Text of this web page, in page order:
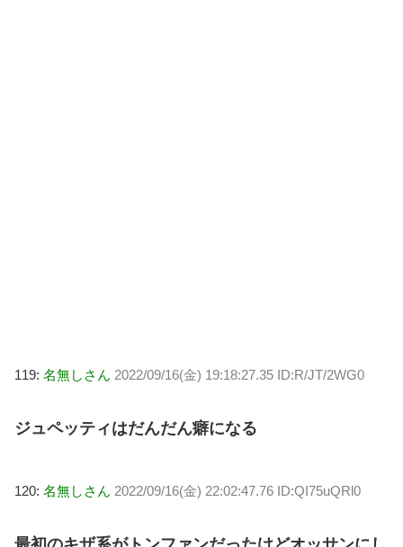
119: 名無しさん 2022/09/16(金) 19:18:27.35 ID:R/JT/2WG0
ジュペッティはだんだん癖になる
120: 名無しさん 2022/09/16(金) 22:02:47.76 ID:QI75uQRl0